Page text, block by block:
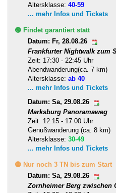
Altersklasse: 40-59
... mehr Infos und Tickets
🟢 Findet garantiert statt
Datum: Fr, 28.08.26
Frankfurter Nightwalk zum
Zeit: 17:30 - 22:45 Uhr
Abendwanderung(ca. 7 km)
Altersklasse: ab 40
... mehr Infos und Tickets
Datum: Sa, 29.08.26
Marksburg Panoramaweg
Zeit: 12:15 - 17:00 Uhr
Genußwanderung (ca. 8 km)
Altersklasse: 30-49
... mehr Infos und Tickets
🟡 Nur noch 3 TN bis zum Start
Datum: Sa, 29.08.26
Zornheimer Berg zwischen